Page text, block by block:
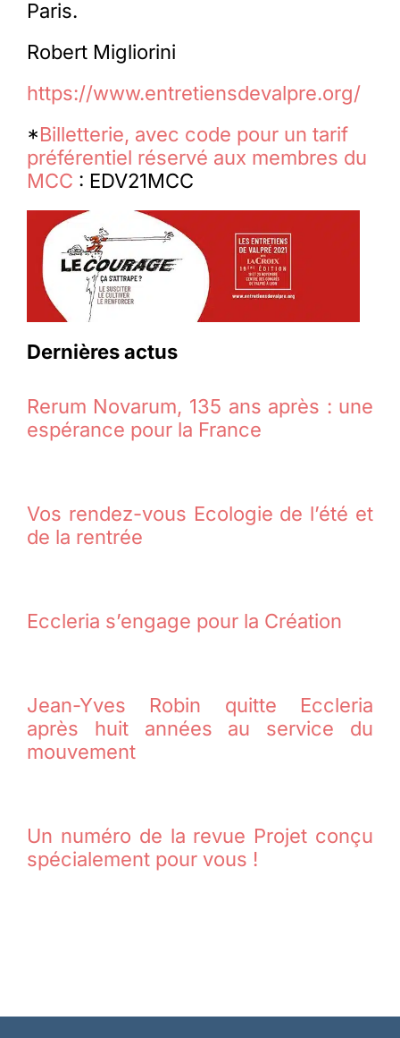
Paris.
Robert Migliorini
https://www.entretiensdevalpre.org/
*Billetterie, avec code pour un tarif
préférentiel réservé aux membres du
MCC : EDV21MCC
Dernières actus
Rerum Novarum, 135 ans après : une
espérance pour la France
Vos rendez-vous Ecologie de l’été et
de la rentrée
Eccleria s’engage pour la Création
Jean-Yves Robin quitte Eccleria
après huit années au service du
mouvement
Un numéro de la revue Projet conçu
spécialement pour vous !